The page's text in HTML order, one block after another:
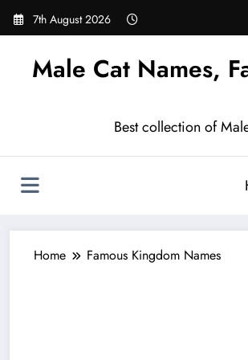
Skip
7th August 2026
Male Cat Names,
Best collection of
Home Famous Kingdom Names